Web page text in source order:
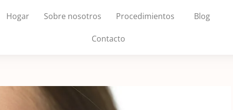
Hogar Sobre nosotros Procedimientos Blog
Contacto